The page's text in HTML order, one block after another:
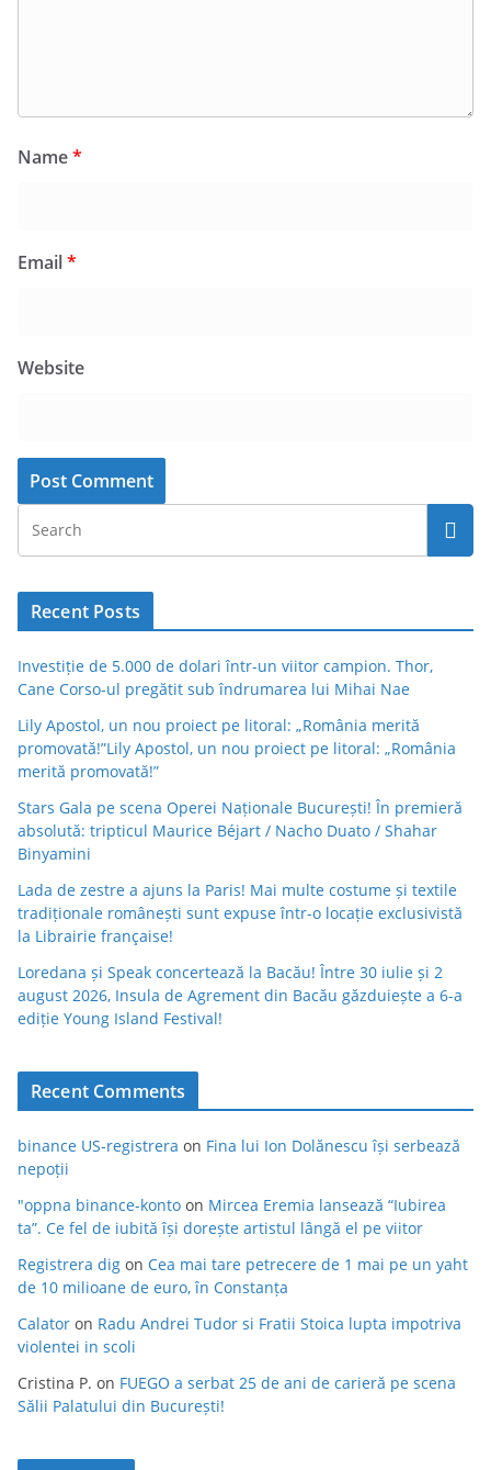
Name*
Email*
Website
Recent Posts
Investiție de 5.000 de dolari într-un viitor campion. Thor,
Cane Corso-ul pregătit sub îndrumarea lui Mihai Nae
Lily Apostol, un nou proiect pe litoral: „România merită
promovată!”Lily Apostol, un nou proiect pe litoral: „România
merită promovată!”
Stars Gala pe scena Operei Naționale București! În premieră
absolută: tripticul Maurice Béjart / Nacho Duato / Shahar
Binyamini
Lada de zestre a ajuns la Paris! Mai multe costume și textile
tradiționale românești sunt expuse într-o locație exclusivistă
la Librairie française!
Loredana și Speak concertează la Bacău! Între 30 iulie și 2
august 2026, Insula de Agrement din Bacău găzduiește a 6-a
ediție Young Island Festival!
Recent Comments
binance US-registrera on Fina lui Ion Dolănescu își serbează
nepoții
"oppna binance-konto on Mircea Eremia lansează “Iubirea
ta”. Ce fel de iubită își dorește artistul lângă el pe viitor
Registrera dig on Cea mai tare petrecere de 1 mai pe un yaht
de 10 milioane de euro, în Constanța
Calator on Radu Andrei Tudor si Fratii Stoica lupta impotriva
violentei in scoli
Cristina P. on FUEGO a serbat 25 de ani de carieră pe scena
Sălii Palatului din București!